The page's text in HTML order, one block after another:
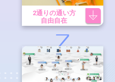
2通りの通い方
自由自在
7